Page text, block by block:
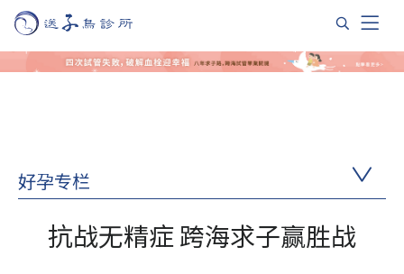
好孕专栏
抗战无精症 跨海求子赢胜战